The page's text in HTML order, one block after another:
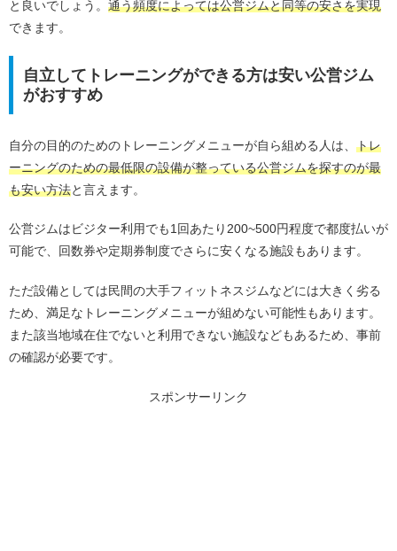
と良いでしょう。 通う頻度によっては公営ジムと同等の安さを実現
できます。
自立してトレーニングができる方は安い公営ジム
がおすすめ
自分の目的のためのトレーニングメニューが自ら組める人は、 トレ
ーニングのための最低限の設備が整っている公営ジムを探すのが最
も安い方法と言えます。
公営ジムはビジター利用でも1回あたり200~500円程度で都度払いが
可能で、回数券や定期券制度でさらに安くなる施設もあります。
ただ設備としては民間の大手フィットネスジムなどには大きく劣る
ため、満足なトレーニングメニューが組めない可能性もあります。
また該当地域在住でないと利用できない施設などもあるため、事前
の確認が必要です。
スポンサーリンク